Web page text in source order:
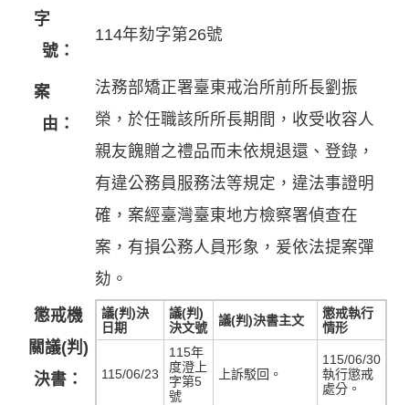
字
號：
114年劾字第26號
案
由：
法務部矯正署臺東戒治所前所長劉振
榮，於任職該所所長期間，收受收容人
親友餽贈之禮品而未依規退還、登錄，
有違公務員服務法等規定，違法事證明
確，案經臺灣臺東地方檢察署偵查在
案，有損公務人員形象，爰依法提案彈
劾。
懲戒機
關議(判)
決書：
議(判)決
日期
議(判)
決文號
議(判)決書主文
懲戒執行
情形
115/06/23
115年
度澄上
字第5
號
上訴駁回。
115/06/30
執行懲戒
處分。